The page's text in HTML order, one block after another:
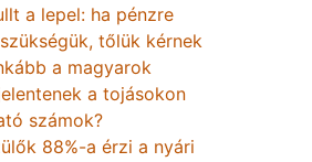
a lepel: ha pénzre
tőlük kérnek
a magyarok
a tojásokon
számok?
88%-a érzi a nyári